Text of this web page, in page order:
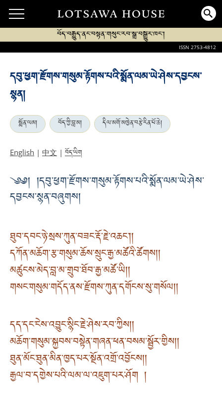
བོད་བརྒྱུད་ནང་བསྟན་གསུང་རབ་སྒྲ་བསྒྱུར་ཁང་།
ISSN 2753-4812
དབུ་ཕྱག་རྫོགས་གསུམ་རྟོགས་པའི་སྨོན་ལམ་ཡེ་ཤེས་དབྱངས་
སྙན།
སྨོན་ལམ། བོད་ཀྱི་བླ་མ། དིལ་མགོ་མཁྱེན་བརྩེ་རིན་པོ་ཆེ།
English | 中文 | བོད་ཡིག
༄༅། །དབུ་ཕྱག་རྫོགས་གསུམ་རྟོགས་པའི་སྨོན་ལམ་ཡེ་ཤེས་
དབྱངས་སྙན་བཞུགས།
ཐུབ་དབང་ཉེ་སྲས་ཀུན་བཟང་རྡོ་རྗེ་འཆང༌། །
དཀོན་མཆོག་རྩ་གསུམ་ཆོས་སྲུང་རྒྱ་མཚོའི་ཚོགས། །
མཚུངས་མེད་བླ་མ་གྲུབ་ཐོབ་རྒྱ་མཚོ་ཡི། །
གསང་གསུམ་གདོད་ནས་རྫོགས་ཀུན་དགོངས་སུ་གསོལ། །
དད་དང་ངེས་འབྱུང་སྙིང་རྗེ་ཤེས་རབ་ཀྱིས། །
མཆོག་གསུམ་སྐྱབས་བསྟེན་གཞན་ཕན་བསམ་སྦྱོར་གྱིས། །
ཐུན་མོང་ཐུན་མིན་ཁྱད་པར་སྔོན་འགྲོ་འབྱོངས། །
རྒྱལ་བ་དགྱེས་པའི་ལམ་ལ་འཇུག་པར་ཤོག །